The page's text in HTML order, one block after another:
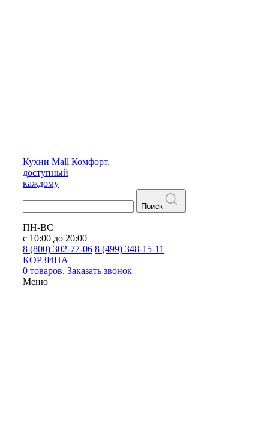
Кухни Mall Комфорт,
доступный
каждому
Поиск
ПН-ВС
с 10:00 до 20:00
8 (800) 302-77-06 8 (499) 348-15-11
КОРЗИНА
0 товаров. Заказать звонок
Меню